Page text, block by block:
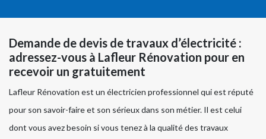
Demande de devis de travaux d’électricité :
adressez-vous à Lafleur Rénovation pour en
recevoir un gratuitement
Lafleur Rénovation est un électricien professionnel qui est réputé
pour son savoir-faire et son sérieux dans son métier. Il est celui
dont vous avez besoin si vous tenez à la qualité des travaux